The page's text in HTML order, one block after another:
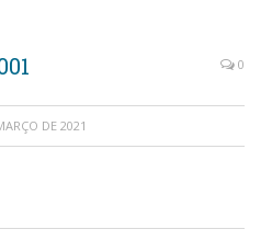
0
DE 2021